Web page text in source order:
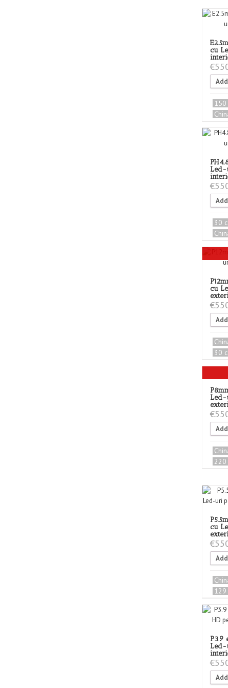
cu
€
€
30
cu
€
30
€
220
cu
€
P3.9
Led-
€